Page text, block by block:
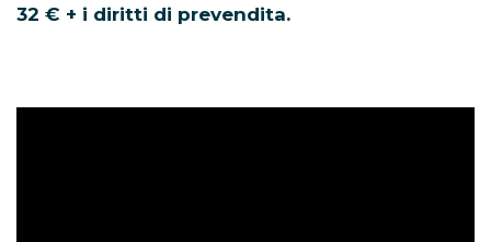
32 € + i diritti di prevendita.